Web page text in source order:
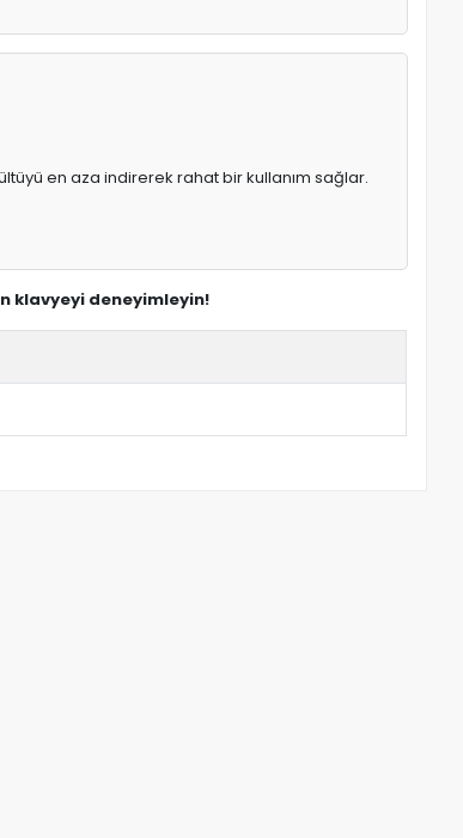
en aza indirerek rahat bir kullanım sağlar.
klavyeyi deneyimleyin!